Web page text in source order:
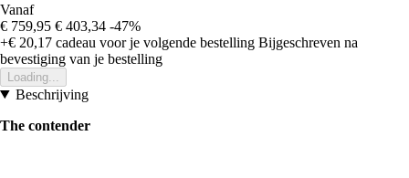
Vanaf
€ 759,95 € 403,34 -47%
+€ 20,17 cadeau voor je volgende bestelling Bijgeschreven na
bevestiging van je bestelling
Loading...
Beschrijving
The contender